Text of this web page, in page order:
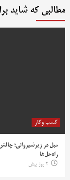
مطالبی که شاید
کسب وکار
مبل در زیرشیروانی؛
راه‌حل‌ها
2 روز پیش